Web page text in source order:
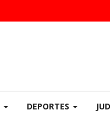
DEPORTES